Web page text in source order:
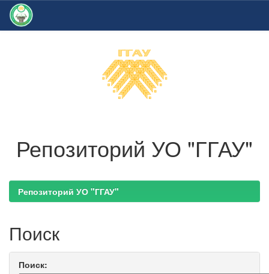
Репозиторий УО "ГГАУ"
Репозиторий УО "ГГАУ"
Поиск
Поиск: